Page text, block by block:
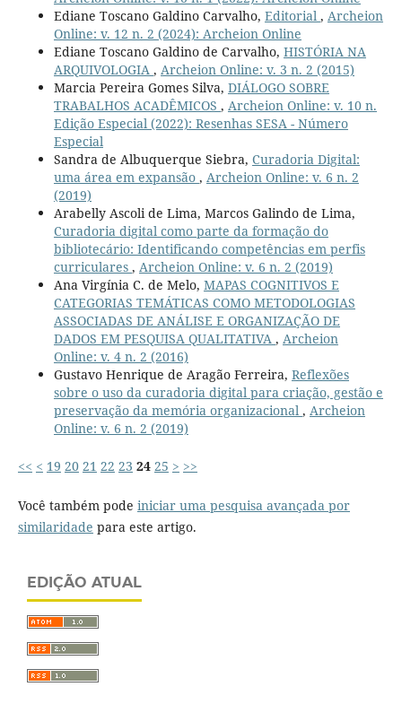
Ediane Toscano Galdino Carvalho, Editorial , Archeion
Online: v. 12 n. 2 (2024): Archeion Online
Ediane Toscano Galdino de Carvalho, HISTÓRIA NA
ARQUIVOLOGIA , Archeion Online: v. 3 n. 2 (2015)
Marcia Pereira Gomes Silva, DIÁLOGO SOBRE
TRABALHOS ACADÊMICOS , Archeion Online: v. 10 n.
Edição Especial (2022): Resenhas SESA - Número
Especial
Sandra de Albuquerque Siebra, Curadoria Digital:
uma área em expansão , Archeion Online: v. 6 n. 2
(2019)
Arabelly Ascoli de Lima, Marcos Galindo de Lima,
Curadoria digital como parte da formação do
bibliotecário: Identificando competências em perfis
curriculares , Archeion Online: v. 6 n. 2 (2019)
Ana Virgínia C. de Melo, MAPAS COGNITIVOS E
CATEGORIAS TEMÁTICAS COMO METODOLOGIAS
ASSOCIADAS DE ANÁLISE E ORGANIZAÇÃO DE
DADOS EM PESQUISA QUALITATIVA , Archeion
Online: v. 4 n. 2 (2016)
Gustavo Henrique de Aragão Ferreira, Reflexões
sobre o uso da curadoria digital para criação, gestão e
preservação da memória organizacional , Archeion
Online: v. 6 n. 2 (2019)
<< < 19 20 21 22 23 24 25 > >>
Você também pode iniciar uma pesquisa avançada por
similaridade para este artigo.
EDIÇÃO ATUAL